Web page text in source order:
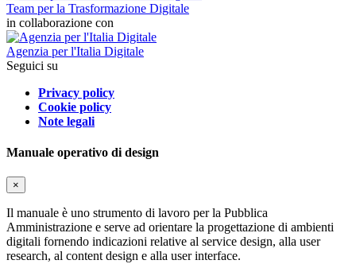
Team per la Trasformazione Digitale
in collaborazione con
Agenzia per l'Italia Digitale
Seguici su
Privacy policy
Cookie policy
Note legali
Manuale operativo di design
×
Il manuale è uno strumento di lavoro per la Pubblica
Amministrazione e serve ad orientare la progettazione di ambienti
digitali fornendo indicazioni relative al service design, alla user
research, al content design e alla user interface.